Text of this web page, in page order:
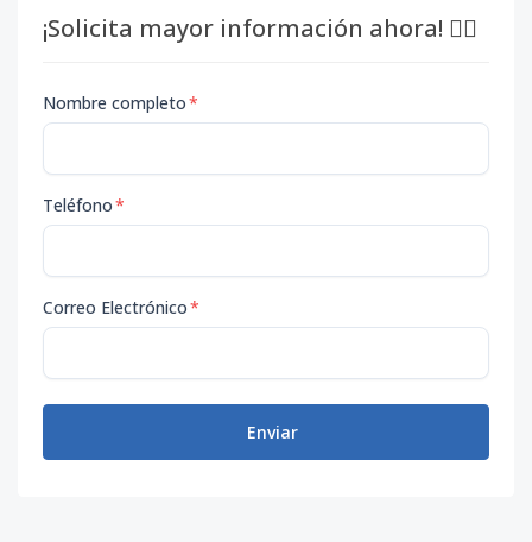
¡Solicita mayor información ahora! 👇🏽
Nombre completo*
Teléfono*
Correo Electrónico*
Enviar